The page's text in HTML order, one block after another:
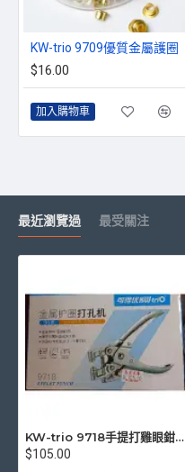
KW-trio 9709優質金屬護圈
$16.00
加入購物車
最近瀏覽過 最受關注
KW-trio 9718手提打雞眼鉗 護圈打孔器5mm
$105.00